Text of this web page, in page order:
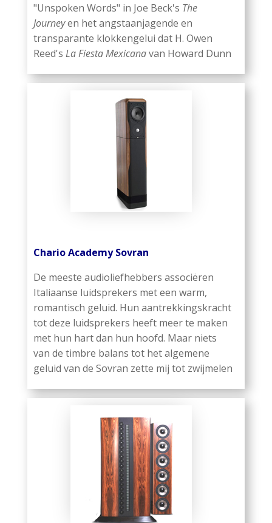
"Unspoken Words" in Joe Beck's The
Journeyen het angstaanjagende en
transparante klokkengelui dat H. Owen
Reed's La Fiesta Mexicanavan Howard Dunn
Chario Academy Sovran
De meeste audioliefhebbers associëren
Italiaanse luidsprekers met een warm,
romantisch geluid. Hun aantrekkingskracht
tot deze luidsprekers heeft meer te maken
met hun hart dan hun hoofd. Maar niets
van de timbre balans tot het algemene
geluid van de Sovran zette mij tot zwijmelen